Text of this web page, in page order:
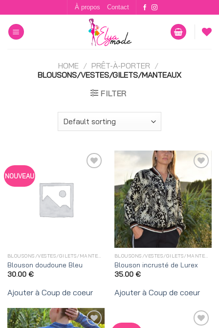
to
content
À propos Contact
HOME / PRÊT-À-PORTER /
BLOUSONS/VESTES/GILETS/MANTEAUX
FILTER
NOUVEAU
BLOUSONS/VESTES/GILETS/MANTEAUX
Blouson doudoune Bleu
30.00 €
Ajouter à Coup de coeur
à
Coup
de
coeur
BLOUSONS/VESTES/GILETS/MANTEAUX
Blouson incrusté de Lurex
35.00 €
Ajouter à Coup de coeur